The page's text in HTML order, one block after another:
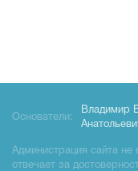
Основатели:
Владимир
Администрация сайта не
отвечает за